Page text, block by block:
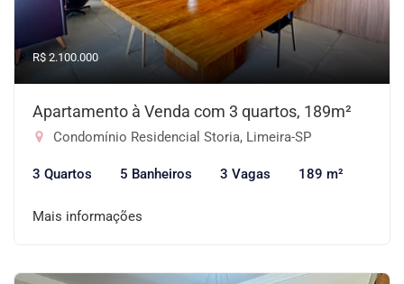
R$ 2.100.000
Apartamento à Venda com 3 quartos, 189m²
Condomínio Residencial Storia, Limeira-SP
3 Quartos 5 Banheiros 3 Vagas 189 m²
Mais informações